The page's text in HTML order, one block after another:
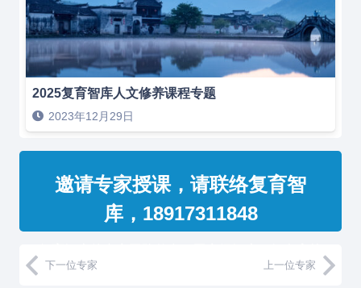
2025复育智库人文修养课程专题
2023年12月29日
邀请专家授课，请联络复育智
库，18917311848
教授和500强企业高管，汇聚国内外一流的经济、
下一位专家 上一位专家